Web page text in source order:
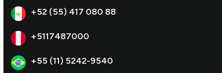
+52 (55) 417 080 88
+5117487000
+55 (11) 5242-9540